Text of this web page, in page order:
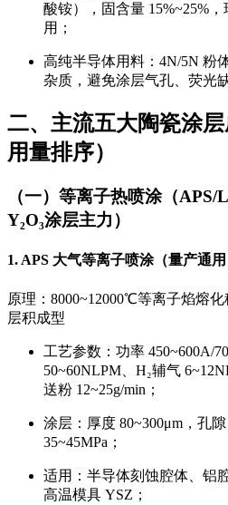
酸铵），固含量 15%~25%
用；
高纯半导体用料：4N/5N 粉
杂质，避免涂层气孔、荧光缺
二、主流五大陶瓷涂
用量排序）
（一）等离子热喷涂（APS/
Y₂O₃涂层主力）
1. APS 大气等离子喷涂（量产通
原理：8000~12000℃等离子焰熔
层积成型
工艺参数：功率 450~600A/
50~60NLPM、H₂辅气
送粉 12~25g/min；
涂层：厚度 80~300μm，孔
35~45MPa；
适用：半导体刻蚀腔体、铝
高温模具 YSZ；